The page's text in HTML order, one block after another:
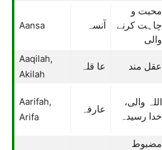
Aansa آنسہ
محبت و
چاہت کرنے
والی
Aaqilah,
Akilah
عا قلہ عقل مند
Aarifah,
Arifa
عارفہ
اللہ والی،
خدا رسیدہ
مضبوط